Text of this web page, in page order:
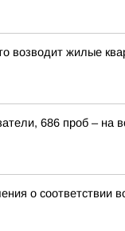
возводит жилые
686 проб – на
о соответствии